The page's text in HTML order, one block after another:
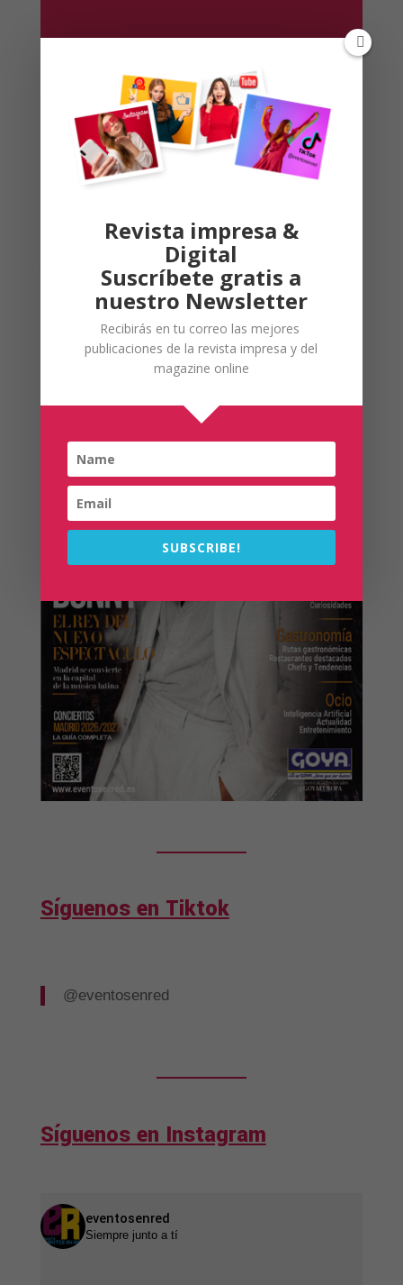
Ofertas para la revista impresa
Síguenos en Tiktok
@eventosenred
Síguenos en Instagram
eventosenred
Siempre junto a tí
Revista impresa &
Digital
Suscríbete gratis a
nuestro Newsletter
Recibirás en tu correo las mejores
publicaciones de la revista impresa y del
magazine online
SUBSCRIBE!